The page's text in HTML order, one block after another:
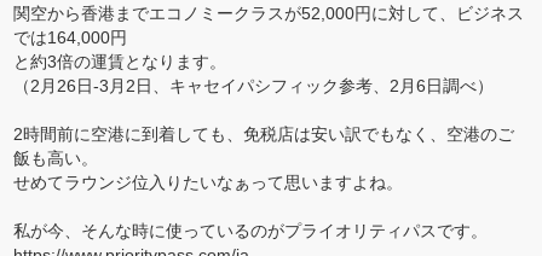
関空から香港までエコノミークラスが52,000円に対して、ビジネス
では164,000円
と約3倍の運賃となります。
（2月26日-3月2日、キャセイパシフィック参考、2月6日調べ）
2時間前に空港に到着しても、免税店は安い訳でもなく、空港のご
飯も高い。
せめてラウンジ位入りたいなぁって思いますよね。
私が今、そんな時に使っているのがプライオリティパスです。